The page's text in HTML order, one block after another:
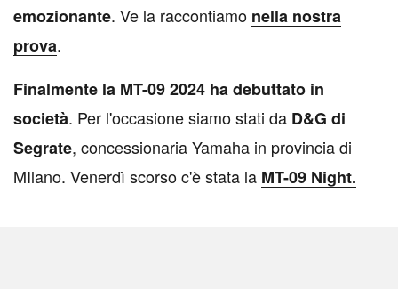
emozionante. Ve la raccontiamo nella nostra
prova.
Finalmente la MT-09 2024 ha debuttato in
società. Per l'occasione siamo stati da D&G di
Segrate, concessionaria Yamaha in provincia di
MIlano. Venerdì scorso c'è stata la MT-09 Night.